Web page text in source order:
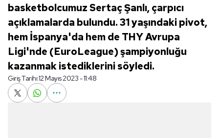
basketbolcumuz Sertaç Şanlı, çarpıcı
açıklamalarda bulundu. 31 yaşındaki pivot,
hem İspanya'da hem de THY Avrupa
Ligi'nde (EuroLeague) şampiyonluğu
kazanmak istediklerini söyledi.
Giriş Tarihi:12 Mayıs 2023 - 11:48